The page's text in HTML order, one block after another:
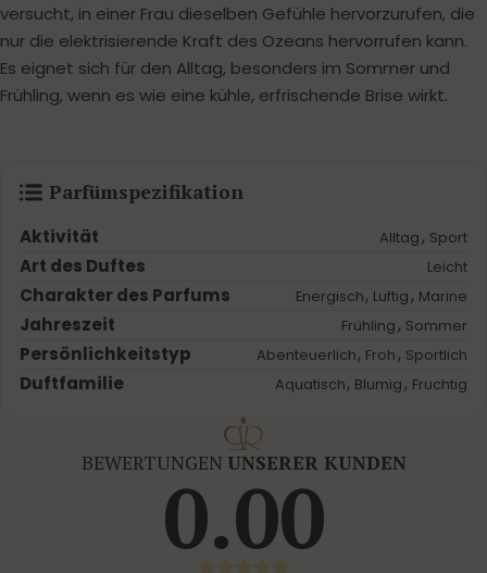
versucht, in einer Frau dieselben Gefühle hervorzurufen, die
nur die elektrisierende Kraft des Ozeans hervorrufen kann.
Es eignet sich für den Alltag, besonders im Sommer und
Frühling, wenn es wie eine kühle, erfrischende Brise wirkt.
Parfümspezifikation
Aktivität Alltag , Sport
Art des Duftes Leicht
Charakter des Parfums Energisch, Luftig , Marine
Jahreszeit Frühling , Sommer
Persönlichkeitstyp Abenteuerlich, Froh , Sportlich
Duftfamilie Aquatisch, Blumig , Fruchtig
BEWERTUNGEN UNSERER KUNDEN
0.00